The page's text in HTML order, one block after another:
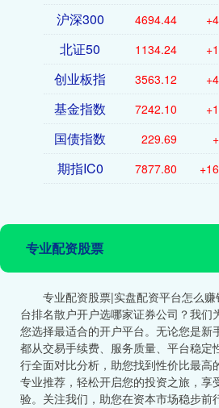
沪深300 4694.44
北证50 1134.24
创业板指 3563.12
基金指数 7242.10
国债指数 229.69
期指IC0 7877.80
专业配资股票
专业配资股票|实盘配资平台怎么
台排名散户开户选哪家证券公司？我们
您选择最适合的开户平台。无论您是新
都从交易手续费、服务质量、平台稳定
行全面对比分析，助您找到性价比最高
专业推荐，轻松开启您的投资之旅，享
验。关注我们，助您在资本市场稳步前